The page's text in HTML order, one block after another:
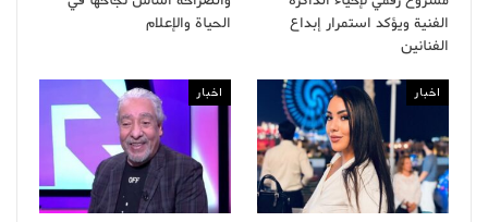
الفنية ويؤكد استمرار إبداع
الفنانين
الحياة والإعلام
اخبار اخبار